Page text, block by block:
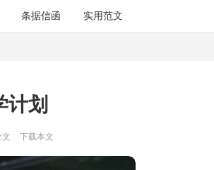
条据信函 实用范文
计划
文 下载本文